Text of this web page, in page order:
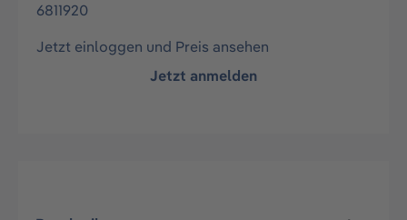
6811920
Jetzt einloggen und Preis ansehen
Jetzt anmelden